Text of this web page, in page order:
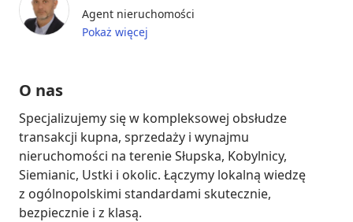
Agent nieruchomości
Pokaż więcej
O nas
Specjalizujemy się w kompleksowej obsłudze
transakcji kupna, sprzedaży i wynajmu
nieruchomości na terenie Słupska, Kobylnicy,
Siemianic, Ustki i okolic. Łączymy lokalną wiedzę
z ogólnopolskimi standardami skutecznie,
bezpiecznie i z klasą.